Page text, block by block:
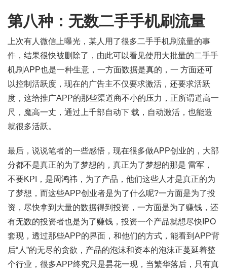
第八种：无数二手手机刷流量
上次有人微信上曝光，某人用了很多二手手机刷流量的事
件，结果很快被删除了，由此可以看见使用大批量的二手手
机刷APP也是一种生意，一方面数据是真的，一 方面还可
以控制活跃度，现在的广告主不仅要求激活，还要求活跃
度，这给推广APP的那些渠道商不小的压力，正所谓道高一
尺，魔高一丈，通过上千部自动下 载，自动激活，也能造
就很多活跃。
最后，说说笔者的一些感悟，现在很多做APP创业的，大部
分都不是真正的为了梦想的，真正为了梦想的那是 雷军，
不要KPI，是周鸿祎，为了产品，他们这些人才是真正的为
了梦想，而这些APP创业者是为了什么呢?一方面是为了投
资，尽快拿到大量的数据得到投资，一方面是为了赚钱，还
有无数的投资者也是为了赚钱，投资一个产品就想尽快IPO
套现，透过那些APP的界面，和他们的方式，能看到APP背
后“人”的无尽的贪欲，产品的泡沫和资本的泡沫正蔓延着整
个行业，很多APP终究只是昙花一现，当繁华落后，只有真